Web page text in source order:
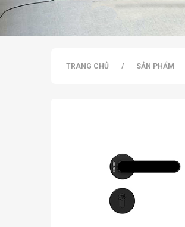
TRANG CHỦ / SẢN PHẨM
Đây là loại khóa sử dụng phần
Khóa tích hợp 5 phương thức mở
hợp với homestay, nhà, căn hộ,
Ngoài ra, sản phẩm này còn có
hàng nào cũng hài lòng khi sử dụng.